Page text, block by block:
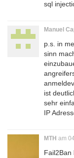
sql
Manuel
p.s. in
sinn
ist
sehr
IP
MTH am
Fail2Ban